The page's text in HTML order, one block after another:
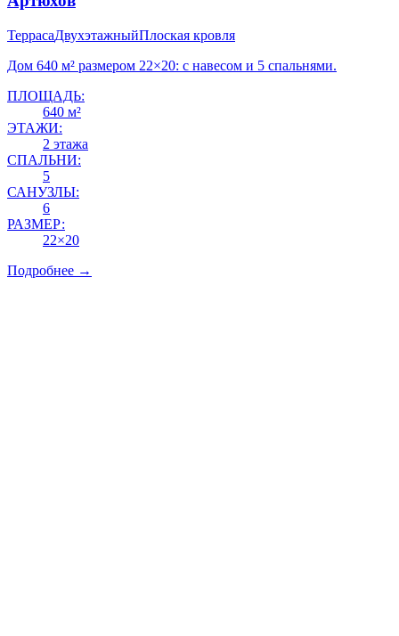
ТеррасаДвухэтажныйПлоская кровля
Дом 640 м² размером 22×20: с навесом и 5 спальнями.
ПЛОЩАДЬ:
640 м²
ЭТАЖИ:
2 этажа
СПАЛЬНИ:
5
САНУЗЛЫ:
6
РАЗМЕР:
22×20
Подробнее →